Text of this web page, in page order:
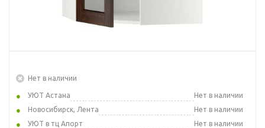
Нет в наличии
УЮТ Астана
Нет в наличии
Новосибирск, Лента
Нет в наличии
УЮТ в тц Апорт
Нет в наличии